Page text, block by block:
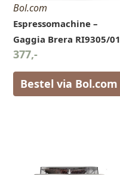
Bol.com
Espressomachine –
Gaggia Brera RI9305/01
377,-
Bestel via Bol.com